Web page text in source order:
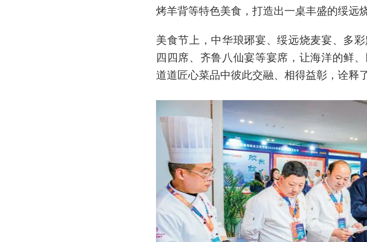
烤羊背等特色美食，打造出一桌丰盛的绥远
美食节上，中华琅琊宴、绥远烧麦宴、多
四四席、齐鲁八仙宴等宴席，让海洋的鲜
道道匠心菜品中彼此交融、相得益彰，诠释